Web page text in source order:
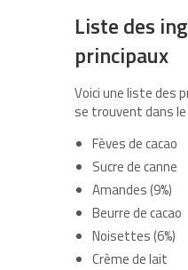
Liste des
principaux
Voici une liste des
se trouvent dans le
Fèves de cacao
Sucre de canne
Amandes (9%)
Beurre de cacao
Noisettes (6%)
Crème de lait